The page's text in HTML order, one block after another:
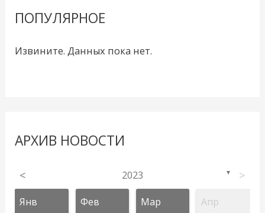
ПОПУЛЯРНОЕ
Извините. Данных пока нет.
АРХИВ НОВОСТИ
< 2023 ▼ >
Янв Фев Мар Апр